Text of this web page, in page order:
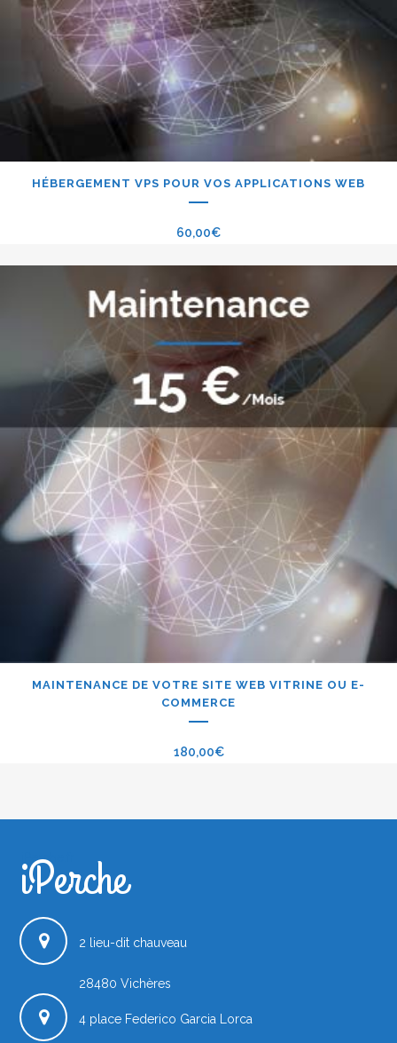
HÉBERGEMENT VPS POUR VOS APPLICATIONS WEB
60,00€
MAINTENANCE DE VOTRE SITE WEB VITRINE OU E-
COMMERCE
180,00€
iPerche.fr
iPerche
2 lieu-dit chauveau
28480 Vichères
4 place Federico Garcia Lorca